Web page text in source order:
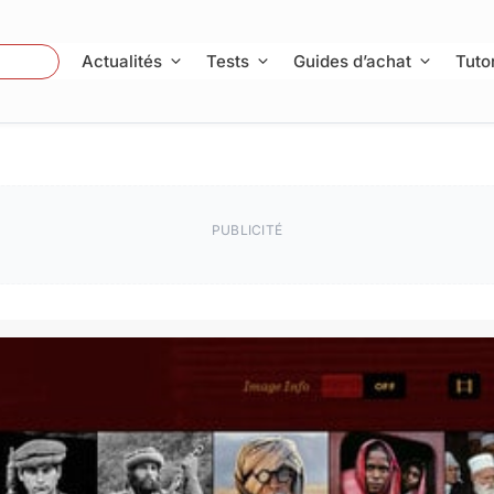
Actualités Tests Guides d’achat
PUBLICITÉ